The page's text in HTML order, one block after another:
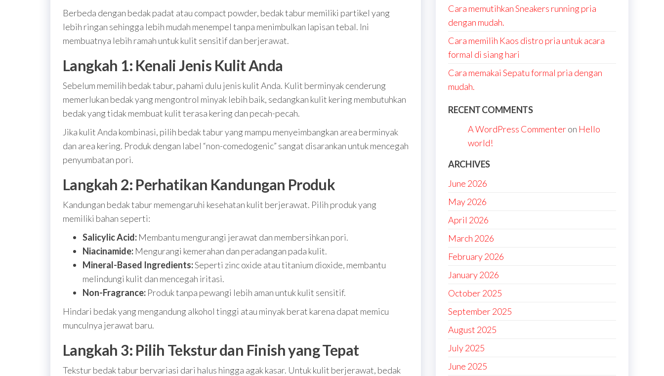
Berbeda dengan bedak padat atau compact powder, bedak tabur memiliki partikel yang
lebih ringan sehingga lebih mudah menempel tanpa menimbulkan lapisan tebal. Ini
membuatnya lebih ramah untuk kulit sensitif dan berjerawat.
Langkah 1: Kenali Jenis Kulit Anda
Sebelum memilih bedak tabur, pahami dulu jenis kulit Anda. Kulit berminyak cenderung
memerlukan bedak yang mengontrol minyak lebih baik, sedangkan kulit kering membutuhkan
bedak yang tidak membuat kulit terasa kering dan pecah-pecah.
Jika kulit Anda kombinasi, pilih bedak tabur yang mampu menyeimbangkan area berminyak
dan area kering. Produk dengan label “non-comedogenic” sangat disarankan untuk mencegah
penyumbatan pori.
Langkah 2: Perhatikan Kandungan Produk
Kandungan bedak tabur memengaruhi kesehatan kulit berjerawat. Pilih produk yang
memiliki bahan seperti:
Salicylic Acid: Membantu mengurangi jerawat dan membersihkan pori.
Niacinamide: Mengurangi kemerahan dan peradangan pada kulit.
Mineral-Based Ingredients:Seperti zinc oxide atau titanium dioxide, membantu
melindungi kulit dan mencegah iritasi.
Non-Fragrance: Produk tanpa pewangi lebih aman untuk kulit sensitif.
Hindari bedak yang mengandung alkohol tinggi atau minyak berat karena dapat memicu
munculnya jerawat baru.
Langkah 3: Pilih Tekstur dan Finish yang Tepat
Tekstur bedak tabur bervariasi dari halus hingga agak kasar. Untuk kulit berjerawat, bedak
Cara memutihkan Sneakers running pria
dengan mudah.
Cara memilih Kaos distro pria untuk acara
formal di siang hari
Cara memakai Sepatu formal pria dengan
mudah.
RECENT COMMENTS
A WordPress Commenteron Hello
world!
ARCHIVES
June 2026
May 2026
April 2026
March 2026
February 2026
January 2026
October 2025
September 2025
August 2025
July 2025
June 2025